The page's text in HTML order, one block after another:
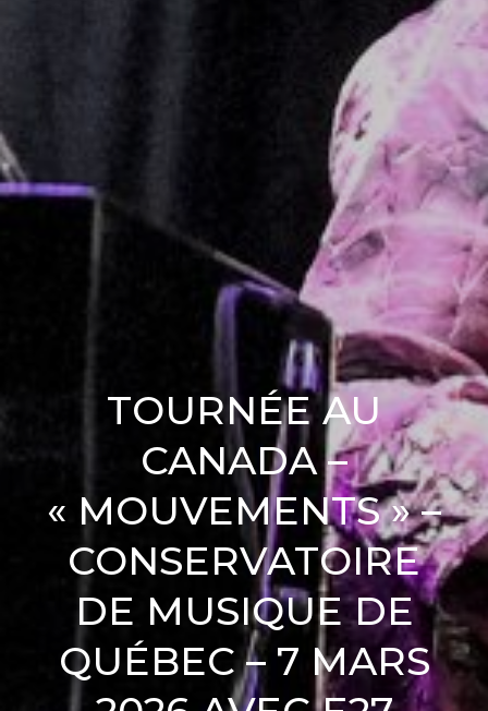
TOURNÉE AU
CANADA –
« MOUVEMENTS » –
CONSERVATOIRE
DE MUSIQUE DE
QUÉBEC – 7 MARS